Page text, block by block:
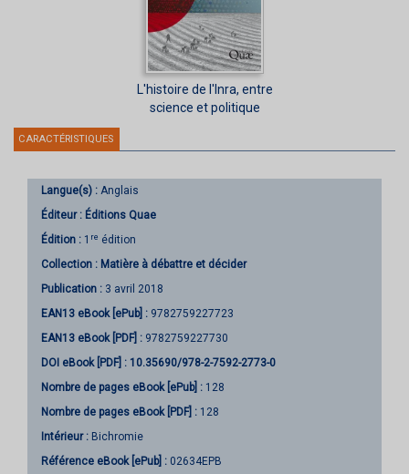
L'histoire de l'Inra, entre
science et politique
CARACTÉRISTIQUES
Langue(s) : Anglais
Éditeur : Éditions Quae
Édition : 1 re édition
Collection : Matière à débattre et décider
Publication : 3 avril 2018
EAN13 eBook [ePub] : 9782759227723
EAN13 eBook [PDF] : 9782759227730
DOI eBook [PDF] : 10.35690/978-2-7592-2773-0
Nombre de pages eBook [ePub] : 128
Nombre de pages eBook [PDF] : 128
Intérieur : Bichromie
Référence eBook [ePub] : 02634EPB